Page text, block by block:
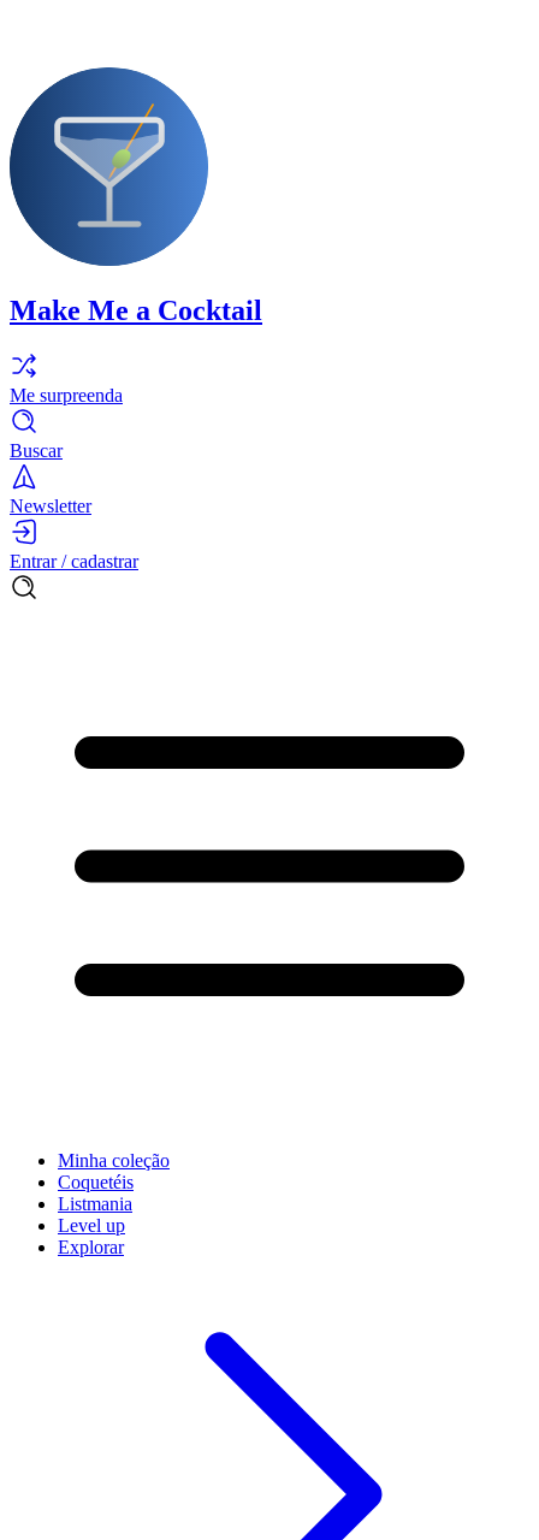
Make Me a Cocktail
Me surpreenda
Buscar
Newsletter
Entrar / cadastrar
Minha coleção
Coquetéis
Listmania
Level up
Explorar